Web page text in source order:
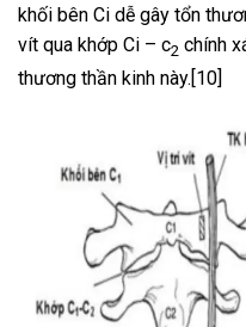
khối bên Ci dễ gây tổn
vít qua khớp Ci – c2 chính
thương thần kinh này.[10]